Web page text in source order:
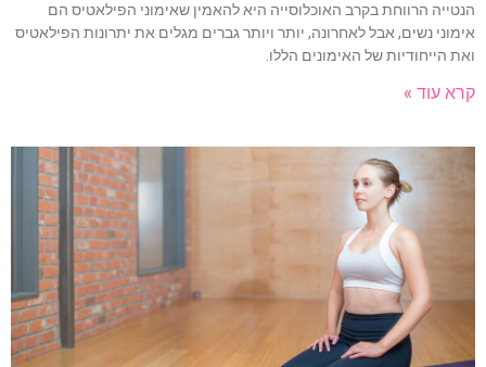
הרווחת בקרב האוכלוסייה היא להאמין שאימוני הפילאטיס הם
נשים, אבל לאחרונה, יותר ויותר גברים מגלים את יתרונות הפילאטיס
הייחודיות של האימונים הללו.
עוד »